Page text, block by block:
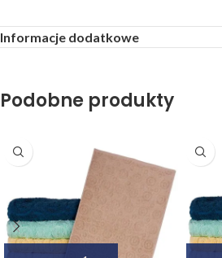
Informacje dodatkowe
Podobne produkty